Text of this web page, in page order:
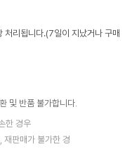
처리됩니다.(7일이 지났거나 구매
및 반품 불가합니다.
한 경우
재판매가 불가한 경